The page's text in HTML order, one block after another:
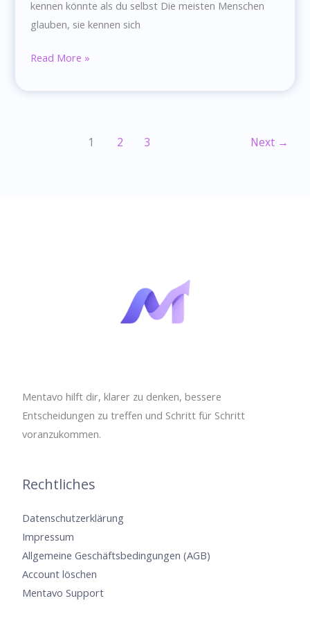
kennen könnte als du selbst Die meisten Menschen
glauben, sie kennen sich
Wie
eines
Read More »
1 2 3 Next →
Mentavo hilft dir, klarer zu denken, bessere
Entscheidungen zu treffen und Schritt für Schritt
voranzukommen.
Rechtliches
Datenschutzerklärung
Impressum
Allgemeine Geschäftsbedingungen (AGB)
Account löschen
Mentavo Support